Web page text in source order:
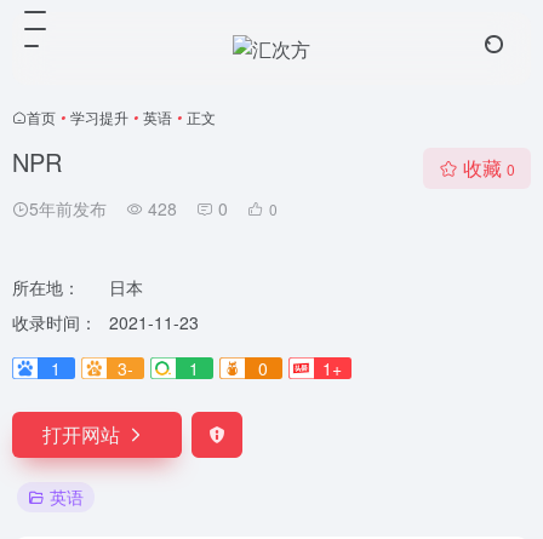
首页 • 学习提升 • 英语 • 正文
NPR
5年前发布 428 0 0
收藏 0
所在地：
日本
收录时间：
2021-11-23
1
3- 1 0 1+
打开网站
英语